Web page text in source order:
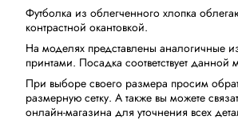
Футболка из облегченного хлопка
контрастной окантовкой.
На моделях представлены аналогичные
принтами. Посадка соответствует данной
При выборе своего размера просим
размерную сетку. А также вы можете
онлайн-магазина для уточнения всех